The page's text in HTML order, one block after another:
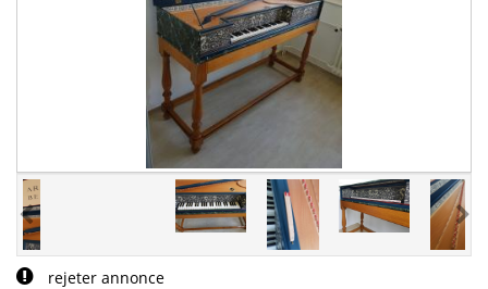
rejeter annonce